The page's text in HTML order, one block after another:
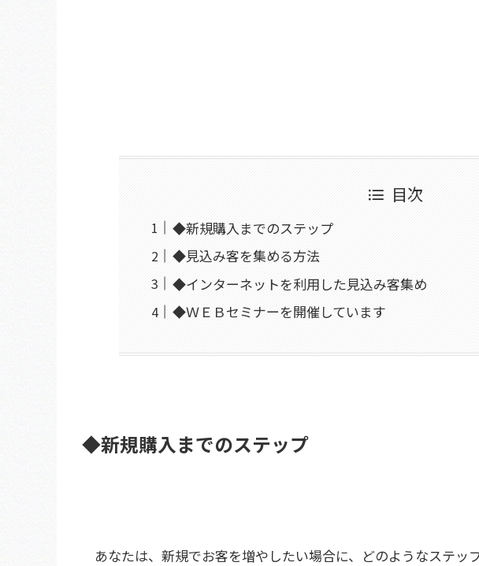
目次
◆新規購入までのステップ
◆見込み客を集める方法
◆インターネットを利用した見込み客集め
◆ＷＥＢセミナーを開催しています
◆新規購入までのステップ
あなたは、新規でお客を増やしたい場合に、どのようなステッ